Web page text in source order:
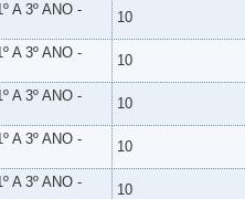
A 3º ANO -
10
A 3º ANO -
10
A 3º ANO -
10
A 3º ANO -
10
A 3º ANO -
10